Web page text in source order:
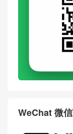
WhatsApp